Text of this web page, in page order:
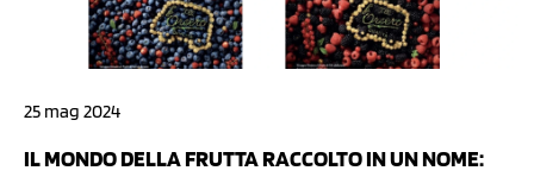
25 mag 2024
IL MONDO DELLA FRUTTA RACCOLTO IN UN NOME: